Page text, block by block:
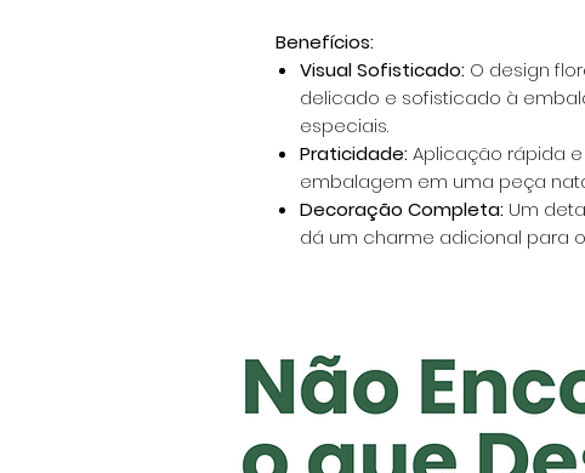
Benefícios:
Visual Sofisticado: O design
delicado e sofisticado à
especiais.
Praticidade:Aplicação rápida
embalagem em uma peça
Decoração Completa: Um
dá um charme adicional para